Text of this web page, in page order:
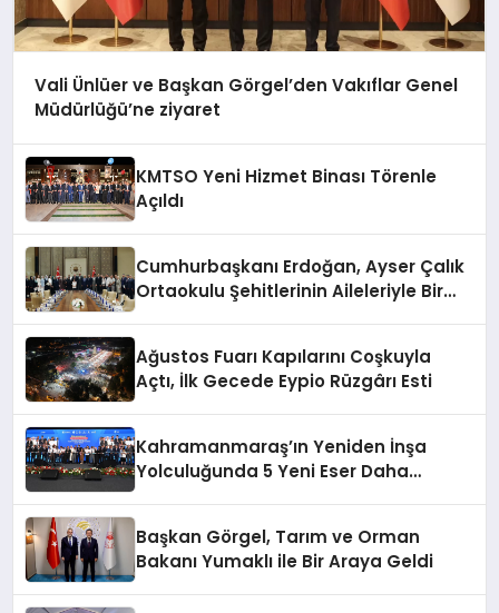
Vali Ünlüer ve Başkan Görgel’den Vakıflar Genel
Müdürlüğü’ne ziyaret
KMTSO Yeni Hizmet Binası Törenle
Açıldı
Cumhurbaşkanı Erdoğan, Ayser Çalık
Ortaokulu Şehitlerinin Aileleriyle Bir
Ağustos Fuarı Kapılarını Coşkuyla
Açtı, İlk Gecede Eypio Rüzgârı Esti
Kahramanmaraş’ın Yeniden İnşa
Yolculuğunda 5 Yeni Eser Daha
Başkan Görgel, Tarım ve Orman
Bakanı Yumaklı ile Bir Araya Geldi